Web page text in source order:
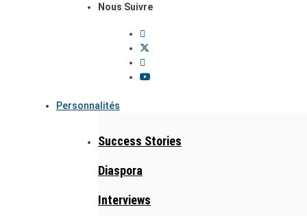
Nous Suivre
Personnalités
Success Stories
Diaspora
Interviews